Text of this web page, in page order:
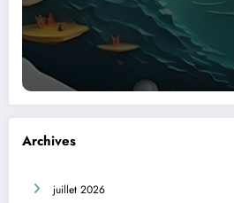
Archives
juillet 2026